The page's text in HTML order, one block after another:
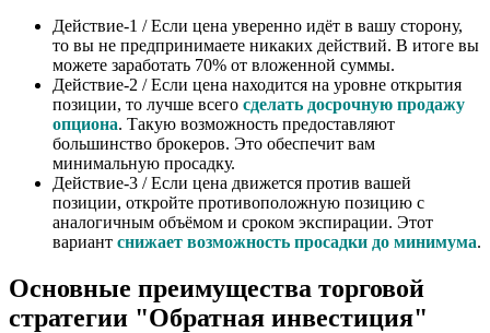
Действие-1 / Если цена уверенно идёт в вашу сторону,
то вы не предпринимаете никаких действий. В итоге вы
можете заработать 70% от вложенной суммы.
Действие-2 / Если цена находится на уровне открытия
позиции, то лучше всего сделать досрочную продажу
опциона. Такую возможность предоставляют
большинство брокеров. Это обеспечит вам
минимальную просадку.
Действие-3 / Если цена движется против вашей
позиции, откройте противоположную позицию с
аналогичным объёмом и сроком экспирации. Этот
вариант снижает возможность просадки до минимума.
Основные преимущества торговой
стратегии "Обратная инвестиция"